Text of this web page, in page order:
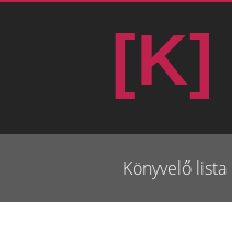
Könyvelő lista